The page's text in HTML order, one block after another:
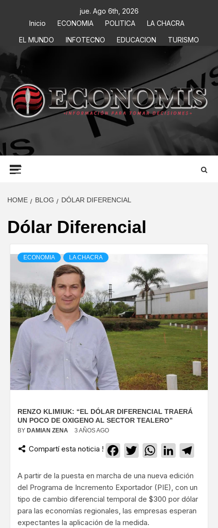
jue. Ago 6th, 2026
Inicio
ECONOMIA POLITICA
LA CHACRA
EL MUNDO
INFOTECNO EDUCACION TURISMO
ECONOMIS
INFORMACIÓN PARA TOMAR DECISIONES
HOME BLOG DÓLAR DIFERENCIAL
Dólar Diferencial
ECONOMIA LA CHACRA
RENZO KLIMIUK: “EL DÓLAR DIFERENCIAL TRAERÁ
UN POCO DE OXIGENO AL SECTOR TEALERO”
BY DAMIAN ZENA 3 AÑOS AGO
Compartí esta noticia ! Facebook
TwitterWhatsApp
LinkedIn
A partir de la puesta en marcha de una nueva edición
del Programa de Incremento Exportador (PIE), con un
tipo de cambio diferencial temporal de $300 por dólar
para las economías regionales, las empresas esperan
expectantes la aplicación de la medida.